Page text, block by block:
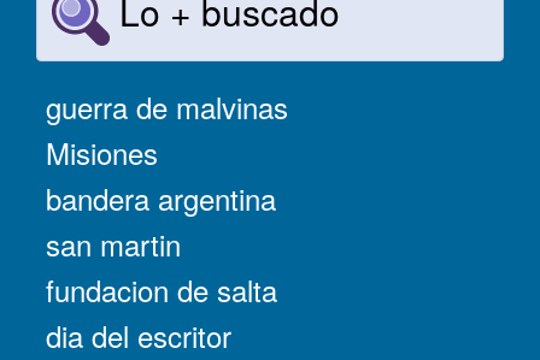
Lo + buscado
guerra de malvinas
Misiones
bandera argentina
san martin
fundacion de salta
dia del escritor